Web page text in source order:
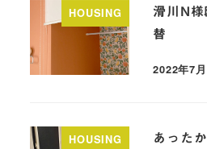
HOUSING
滑川N
替
2022年7
HOUSING
あった